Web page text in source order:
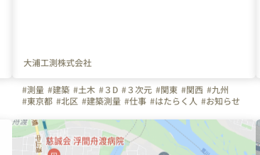
大浦工測株式会社
#測量 #建築 #土木 #３D #３次元 #関東 #関西 #九州
#東京都 #北区 #建築測量 #仕事 #はたらく人 #お知らせ
#淀川区 #大阪市